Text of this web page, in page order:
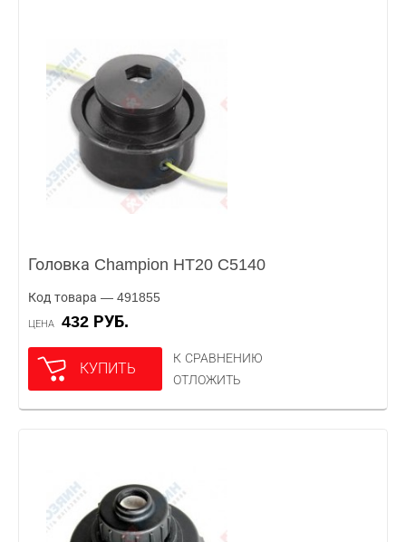
Головка Champion HT20 C5140
Код товара — 491855
ЦЕНА 432 РУБ.
КУПИТЬ
К СРАВНЕНИЮ
ОТЛОЖИТЬ